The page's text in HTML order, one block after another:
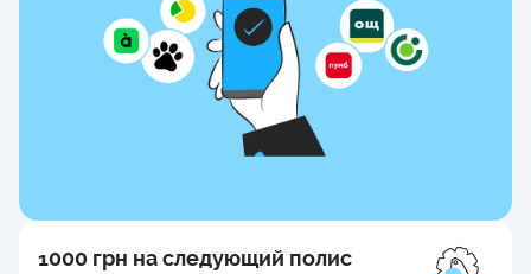
1000 грн на следующий полис